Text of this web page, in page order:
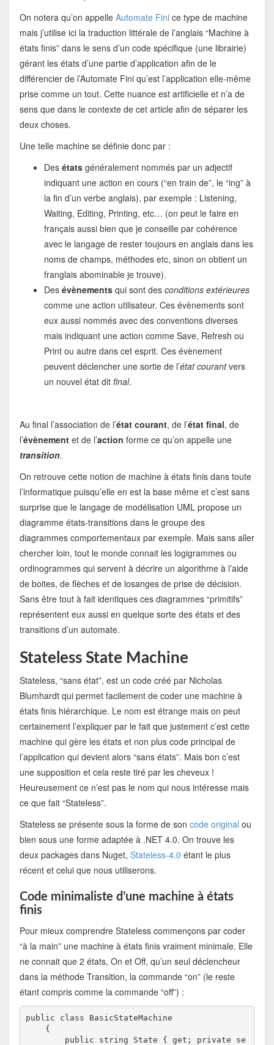
On notera qu’on appelle Automate Finice type de machine
mais j’utilise ici la traduction littérale de l’anglais “Machine à
états finis” dans le sens d’un code spécifique (une librairie)
gérant les états d’une partie d’application afin de le
différencier de l’Automate Fini qu’est l’application elle-même
prise comme un tout. Cette nuance est artificielle et n’a de
sens que dans le contexte de cet article afin de séparer les
deux choses.
Une telle machine se définie donc par :
Des étatsgénéralement nommés par un adjectif
indiquant une action en cours (“en train de”, le “ing” à
la fin d’un verbe anglais), par exemple : Listening,
Waiting, Editing, Printing, etc… (on peut le faire en
français aussi bien que je conseille par cohérence
avec le langage de rester toujours en anglais dans les
noms de champs, méthodes etc, sinon on obtient un
franglais abominable je trouve).
Des évènementsqui sont des conditions extérieures
comme une action utilisateur. Ces évènements sont
eux aussi nommés avec des conventions diverses
mais indiquant une action comme Save, Refresh ou
Print ou autre dans cet esprit. Ces évènement
peuvent déclencher une sortie de l’état courantvers
un nouvel état dit final.
Au final l’association de l’état courant, de l’état final, de
l’évènementet de l’action forme ce qu’on appelle une
transition.
On retrouve cette notion de machine à états finis dans toute
l’informatique puisqu’elle en est la base même et c’est sans
surprise que le langage de modélisation UML propose un
diagramme états-transitions dans le groupe des
diagrammes comportementaux par exemple. Mais sans aller
chercher loin, tout le monde connait les logigrammes ou
ordinogrammes qui servent à décrire un algorithme à l’aide
de boites, de flèches et de losanges de prise de décision.
Sans être tout à fait identiques ces diagrammes “primitifs”
représentent eux aussi en quelque sorte des états et des
transitions d’un automate.
Stateless State Machine
Stateless, “sans état”, est un code créé par Nicholas
Blumhardt qui permet facilement de coder une machine à
états finis hiérarchique. Le nom est étrange mais on peut
certainement l’expliquer par le fait que justement c’est cette
machine qui gère les états et non plus code principal de
l’application qui devient alors “sans états”. Mais bon c’est
une supposition et cela reste tiré par les cheveux !
Heureusement ce n’est pas le nom qui nous intéresse mais
ce que fait “Stateless”.
Stateless se présente sous la forme de son code original ou
bien sous une forme adaptée à .NET 4.0. On trouve les
deux packages dans Nuget, Stateless-4.0 étant le plus
récent et celui que nous utiliserons.
Code minimaliste d’une machine à états
finis
Pour mieux comprendre Stateless commençons par coder
“à la main” une machine à états finis vraiment minimale. Elle
ne connait que 2 états, On et Off, qu’un seul déclencheur
dans la méthode Transition, la commande “on” (le reste
étant compris comme la commande “off”) :
public class BasicStateMachine